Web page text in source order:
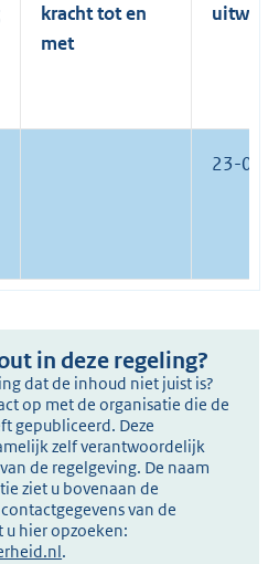
kracht tot en
met
23-09-
in deze regeling?
dat de inhoud niet juist is?
op met de organisatie die de
gepubliceerd. Deze
zelf verantwoordelijk
de regelgeving. De naam
ziet u bovenaan de
van de
hier opzoeken:
.